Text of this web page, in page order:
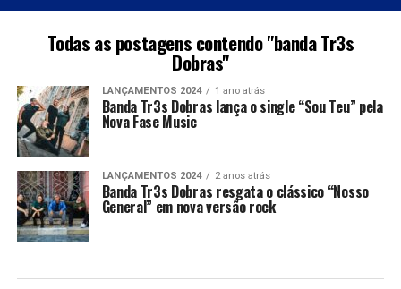
Todas as postagens contendo "banda Tr3s
Dobras"
LANÇAMENTOS 2024 1 ano atrás
Banda Tr3s Dobras lança o single “Sou Teu” pela
Nova Fase Music
LANÇAMENTOS 2024 2 anos atrás
Banda Tr3s Dobras resgata o clássico “Nosso
General” em nova versão rock